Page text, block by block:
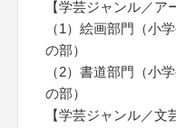
【学芸ジャンル／ア
（1）絵画部門（小
の部）
（2）書道部門（小
の部）
【学芸ジャンル／文